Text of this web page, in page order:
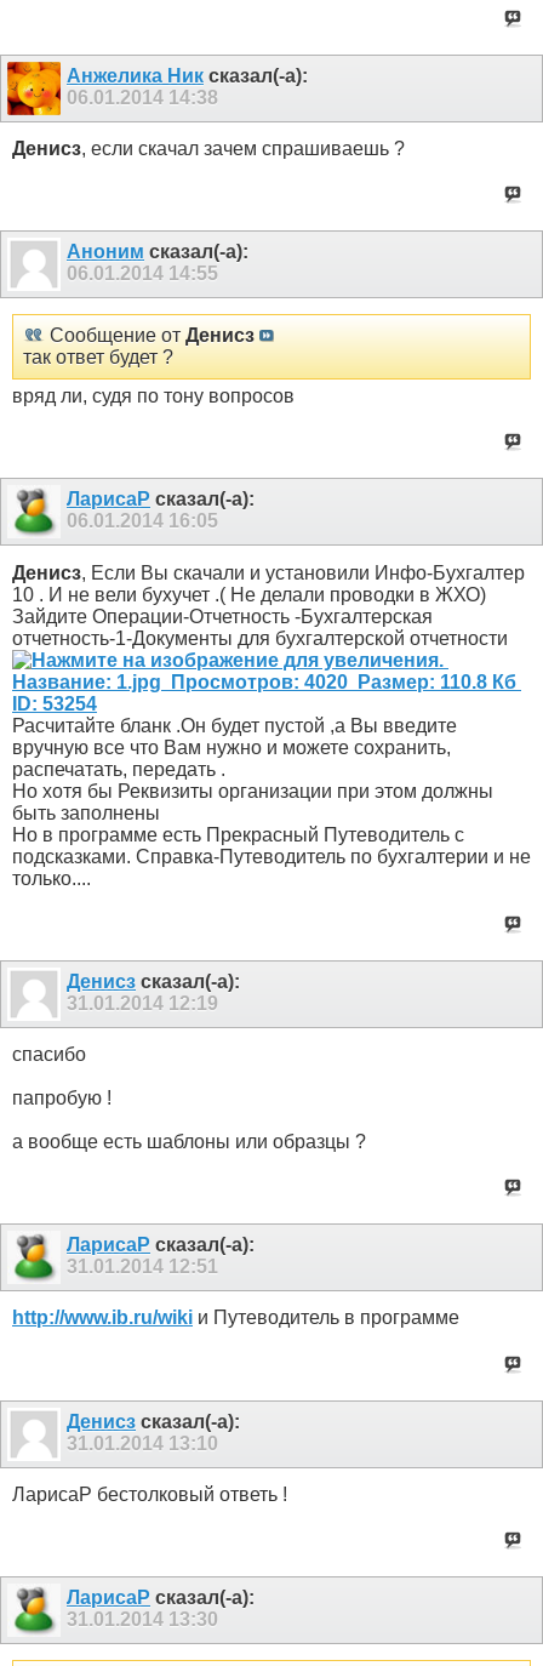
Анжелика Ник сказал(-а):
06.01.2014 14:38
Денисз, если скачал зачем спрашиваешь ?
Аноним сказал(-а):
06.01.2014 14:55
Сообщение от Денисз
так ответ будет ?
вряд ли, судя по тону вопросов
ЛарисаР сказал(-а):
06.01.2014 16:05
Денисз, Если Вы скачали и установили Инфо-Бухгалтер
10 . И не вели бухучет .( Не делали проводки в ЖХО)
Зайдите Операции-Отчетность -Бухгалтерская
отчетность-1-Документы для бухгалтерской отчетности
Расчитайте бланк .Он будет пустой ,а Вы введите
вручную все что Вам нужно и можете сохранить,
распечатать, передать .
Но хотя бы Реквизиты организации при этом должны
быть заполнены
Но в программе есть Прекрасный Путеводитель с
подсказками. Справка-Путеводитель по бухгалтерии и не
только....
Денисз сказал(-а):
31.01.2014 12:19
спасибо
папробую !
а вообще есть шаблоны или образцы ?
ЛарисаР сказал(-а):
31.01.2014 12:51
http://www.ib.ru/wiki и Путеводитель в программе
Денисз сказал(-а):
31.01.2014 13:10
ЛарисаР бестолковый ответь !
ЛарисаР сказал(-а):
31.01.2014 13:30